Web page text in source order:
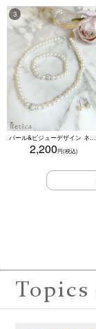
パール&ビジューデザイン ネックレス×ピアス×ブレスレット アクセサリー3set
2,200
Topics